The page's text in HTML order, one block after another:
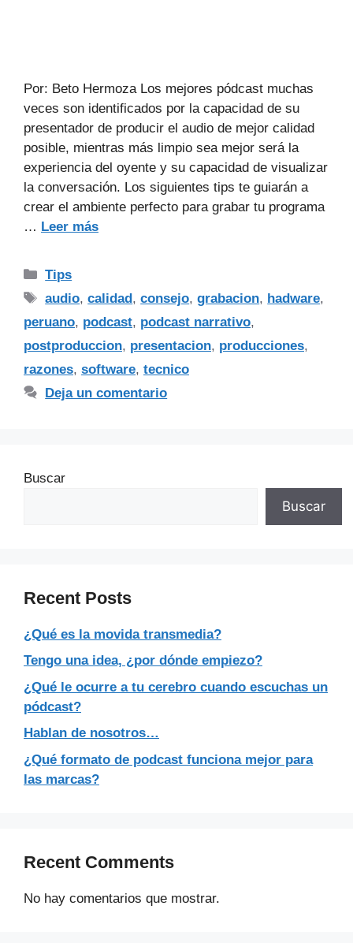
Por: Beto Hermoza Los mejores pódcast muchas
veces son identificados por la capacidad de su
presentador de producir el audio de mejor calidad
posible, mientras más limpio sea mejor será la
experiencia del oyente y su capacidad de visualizar
la conversación. Los siguientes tips te guiarán a
crear el ambiente perfecto para grabar tu programa
… Leer más
Tips
audio,calidad,consejo,grabacion, hadware,
peruano, podcast, podcast narrativo,
postproduccion, presentacion, producciones,
razones, software, tecnico
Deja un comentario
Buscar
Buscar
Recent Posts
¿Qué es la movida transmedia?
Tengo una idea, ¿por dónde empiezo?
¿Qué le ocurre a tu cerebro cuando escuchas un
pódcast?
Hablan de nosotros…
¿Qué formato de podcast funciona mejor para
las marcas?
Recent Comments
No hay comentarios que mostrar.